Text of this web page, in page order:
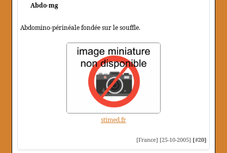
Abdo-mg
Abdomino-périnéale fondée sur le souffle.
stimed.fr
[France] [25-10-2005] [#20]